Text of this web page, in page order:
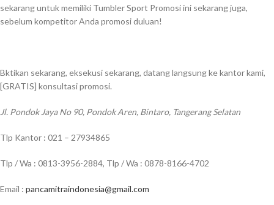
sekarang untuk memiliki Tumbler Sport Promosi ini sekarang juga,
sebelum kompetitor Anda promosi duluan!
Bktikan sekarang, eksekusi sekarang, datang langsung ke kantor kami,
[GRATIS] konsultasi promosi.
Jl. Pondok Jaya No 90, Pondok Aren, Bintaro, Tangerang Selatan
Tlp Kantor : 021 – 27934865
Tlp / Wa : 0813-3956-2884, Tlp / Wa : 0878-8166-4702
Email : pancamitraindonesia@gmail.com